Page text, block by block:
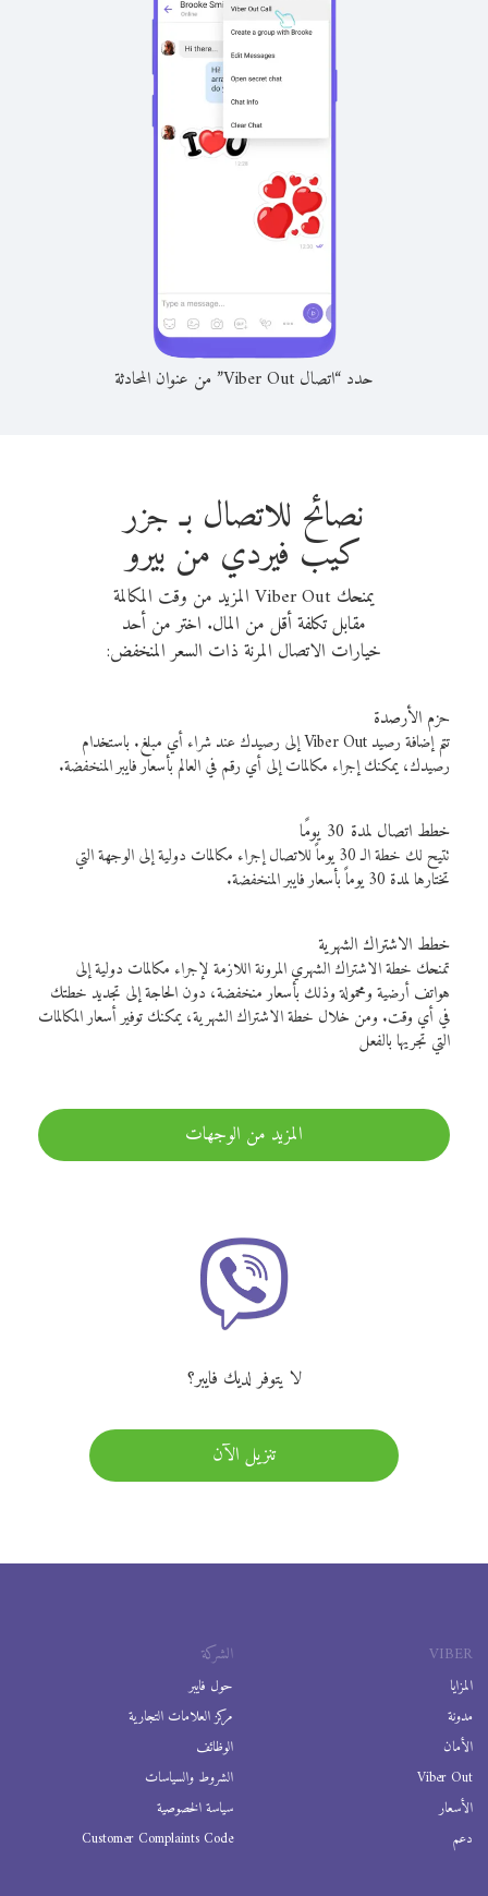
حدد “اتصال Viber Out” من عنوان المحادثة
نصائح للاتصال بـ جزر
كيب فيردي من بيرو
يمنحك Viber Out المزيد من وقت المكالمة
مقابل تكلفة أقل من المال. اختر من أحد
خيارات الاتصال المرنة ذات السعر المنخفض:
حزم الأرصدة
تتم إضافة رصيد Viber Out إلى رصيدك عند شراء أي مبلغ. باستخدام
رصيدك، يمكنك إجراء مكالمات إلى أي رقم في العالم بأسعار فايبر المنخفضة.
خطط اتصال لمدة 30 يومًا
تتيح لك خطة الـ 30 يوماً للاتصال إجراء مكالمات دولية إلى الوجهة التي
تختارها لمدة 30 يوماً بأسعار فايبر المنخفضة.
خطط الاشتراك الشهرية
تمنحك خطة الاشتراك الشهري المرونة اللازمة لإجراء مكالمات دولية إلى
هواتف أرضية ومحمولة وذلك بأسعار منخفضة، دون الحاجة إلى تجديد خطتك
في أي وقت. ومن خلال خطة الاشتراك الشهرية، يمكنك توفير أسعار المكالمات
التي تجريها بالفعل
المزيد من الوجهات
لا يتوفر لديك فايبر؟
تنزيل الآن
VIBER
المزايا
مدونة
الأمان
Viber Out
الأسعار
دعم
الشركة
حول فايبر
مركز العلامات التجارية
الوظائف
الشروط والسياسات
سياسة الخصوصية
Customer Complaints Code